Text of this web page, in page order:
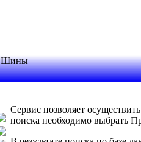
Шины
Сервис позволяет
поиска необходимо выбрать